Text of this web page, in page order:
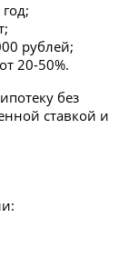
рублей;
20-50%.
без
ставкой и